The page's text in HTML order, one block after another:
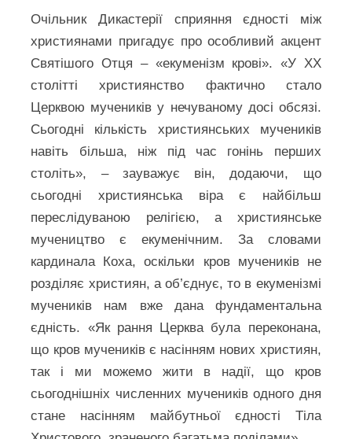
Очільник Дикастерії сприяння єдності між
християнами пригадує про особливий акцент
Святішого Отця – «екуменізм крові». «У XX
столітті християнство фактично стало
Церквою мучеників у нечуваному досі обсязі.
Сьогодні кількість християнських мучеників
навіть більша, ніж під час гонінь перших
століть», – зауважує він, додаючи, що
сьогодні християнська віра є найбільш
переслідуваною релігією, а християнське
мучеництво є екуменічним. За словами
кардинала Коха, оскільки кров мучеників не
розділяє християн, а об’єднує, то в екуменізмі
мучеників нам вже дана фундаментальна
єдність. «Як рання Церква була переконана,
що кров мучеників є насінням нових християн,
так і ми можемо жити в надії, що кров
сьогоднішніх численних мучеників одного дня
стане насінням майбутньої єдності Тіла